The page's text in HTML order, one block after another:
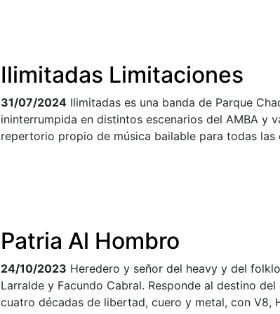
Ilimitadas Limitaciones
31/07/2024 Ilimitadas es una banda de Parque
ininterrumpida en distintos escenarios del AMBA y
repertorio propio de música bailable para todas las
Patria Al Hombro
24/10/2023 Heredero y señor del heavy y del
Larralde y Facundo Cabral. Responde al destino
cuatro décadas de libertad, cuero y metal, con V8,